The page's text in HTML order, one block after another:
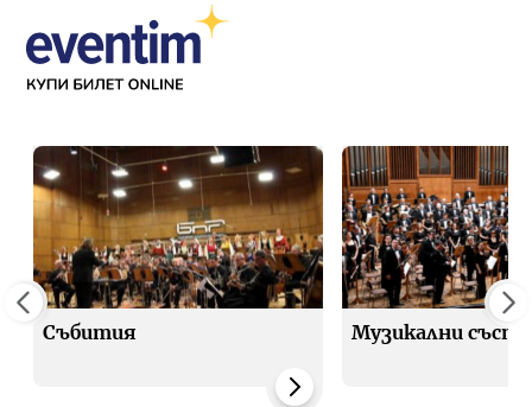
Събития Музикални